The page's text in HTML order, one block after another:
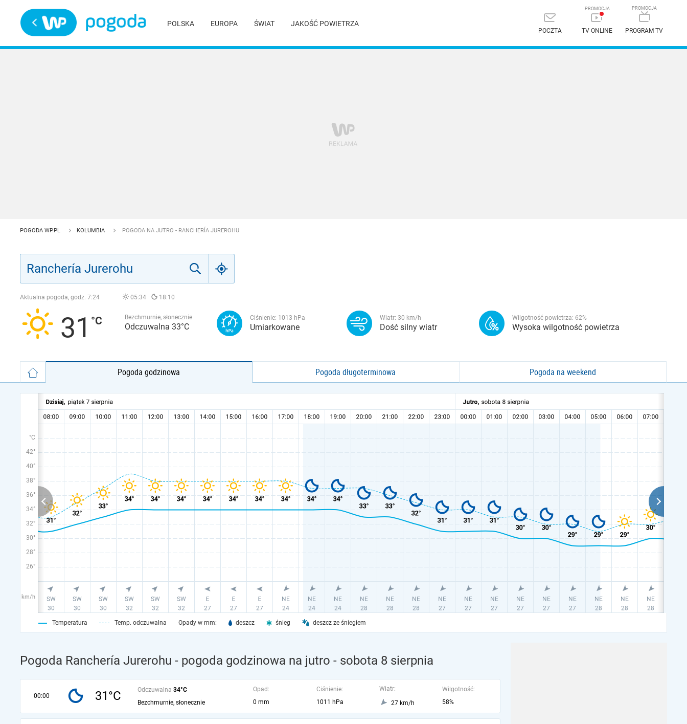
POLSKA EUROPA ŚWIAT JAKOŚĆ POWIETRZA
POCZTA TV ONLINE PROGRAM TV
POGODA WP.PL KOLUMBIA POGODA NA JUTRO - RANCHERÍA JUREROHU
Aktualna pogoda, godz. 7:24 05:34 18:10
31 Bezchmurnie, słonecznie
Odczuwalna 33°C
Ciśnienie: 1013 hPa
Umiarkowane
Wiatr: 30 km/h
Dość silny wiatr
Wilgotność powietrza: 62%
Wysoka wilgotność powietrza
Pogoda godzinowa Pogoda długoterminowa Pogoda na weekend
°C
42°
40°
38°
36°
34°
32°
30°
28°
26°
km/h
Temperatura Temp. odczuwalna Opady w mm: deszcz śnieg deszcz ze śniegiem
Pogoda Ranchería Jurerohu - pogoda godzinowa na jutro - sobota 8 sierpnia
00:00 31°C Odczuwalna 34°C
Bezchmurnie, słonecznie
Opad:
0 mm
Ciśnienie:
1011 hPa
Wiatr:
27 km/h
Wilgotność:
58%